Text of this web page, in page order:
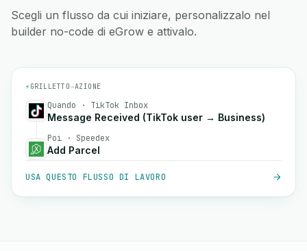
Scegli un flusso da cui iniziare, personalizzalo nel
builder no-code di eGrow e attivalo.
⚡ GRILLETTO→AZIONE
Quando · TikTok Inbox
Message Received (TikTok user → Business)
Poi · Speedex
Add Parcel
USA QUESTO FLUSSO DI LAVORO